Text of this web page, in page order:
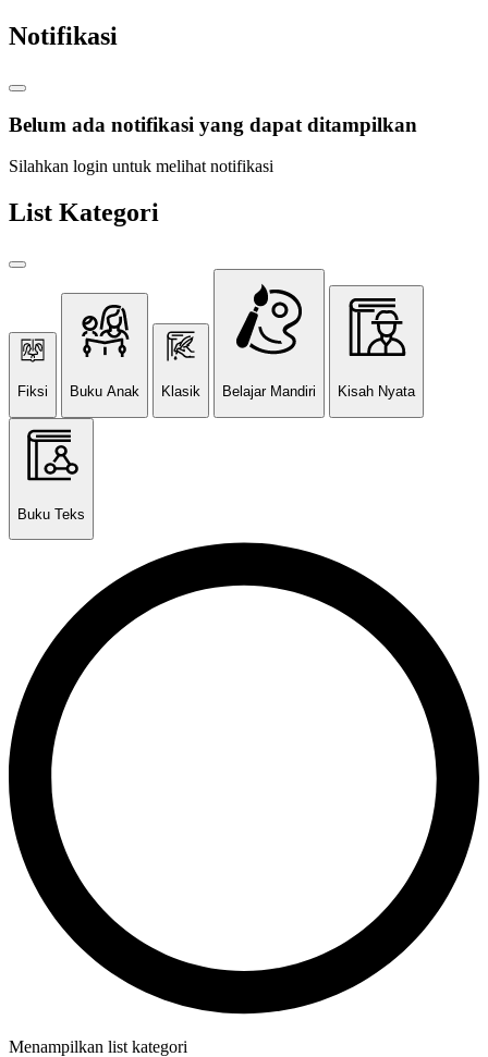
Notifikasi
Belum ada notifikasi yang dapat ditampilkan
Silahkan login untuk melihat notifikasi
List Kategori
Fiksi Buku Anak Klasik Belajar Mandiri Kisah Nyata
Buku Teks
Menampilkan list kategori